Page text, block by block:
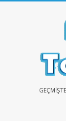
FREE